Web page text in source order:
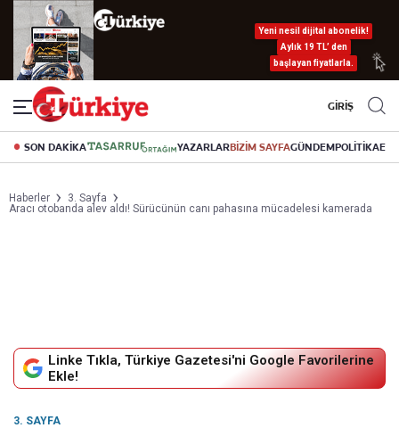
Yeni nesil dijital abonelik!
Aylık 19 TL’ den
başlayan fiyatlarla.
GİRİŞ
SON DAKİKA YAZARLARBİZİM SAYFAGÜNDEMPOLİTİKA
Haberler
3. Sayfa
Aracı otobanda alev aldı! Sürücünün canı pahasına mücadelesi kamerada
Linke Tıkla, Türkiye Gazetesi'ni Google Favorilerine
Ekle!
3. SAYFA